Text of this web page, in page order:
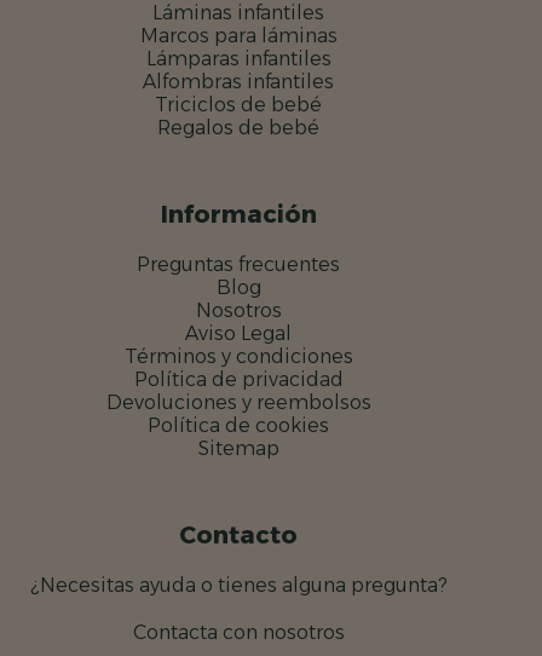
Láminas infantiles
Marcos para láminas
Lámparas infantiles
Alfombras infantiles
Triciclos de bebé
Regalos de bebé
Información
Preguntas frecuentes
Blog
Nosotros
Aviso Legal
Términos y condiciones
Política de privacidad
Devoluciones y reembolsos
Política de cookies
Sitemap
Contacto
¿Necesitas ayuda o tienes alguna pregunta?
Contacta con nosotros